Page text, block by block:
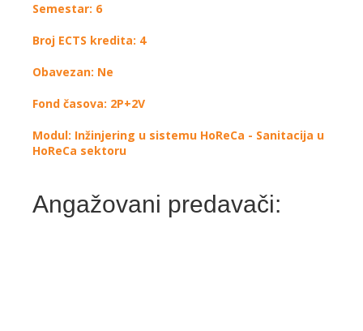
Semestar: 6
Broj ECTS kredita: 4
Obavezan: Ne
Fond časova: 2P+2V
Modul: Inžinjering u sistemu HoReCa - Sanitacija u
HoReCa sektoru
Angažovani predavači: